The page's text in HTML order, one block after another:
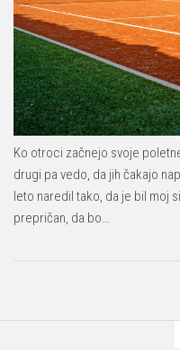
Ko otroci začnejo svoje
drugi pa vedo, da jih čakajo
leto naredil tako, da je bil moj
prepričan, da bo…